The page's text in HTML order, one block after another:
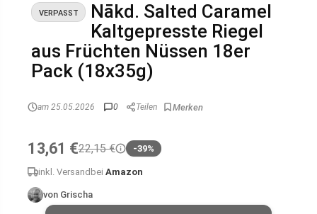
VERPASST
Nākd. Salted Caramel
Kaltgepresste Riegel
aus Früchten Nüssen 18er
Pack (18x35g)
am 25.05.2026 0 Teilen
13,61 €22,15 € -39%
inkl. Versand bei Amazon
von Grischa